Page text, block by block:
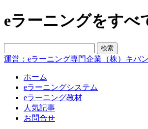
eラーニングをすべ
運営：eラーニング専門企業（株）キバ
ホーム
eラーニングシステム
eラーニング教材
人気記事
お問合せ